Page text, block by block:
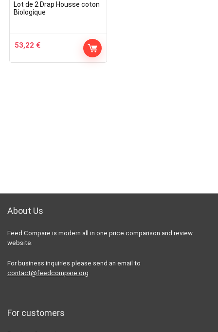
Lot de 2 Drap Housse coton
Biologique
53,22 €
About Us
Feed Compare is modern all in one price comparison and review
website.
For business inquiries please send an email to
contact@feedcompare.org
For customers